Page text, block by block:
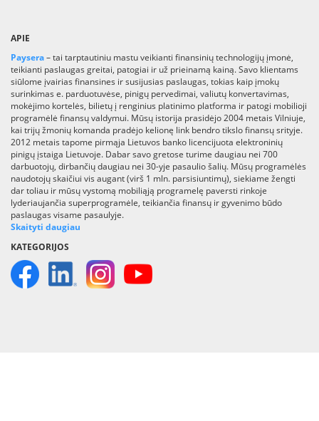
APIE
Paysera– tai tarptautiniu mastu veikianti finansinių technologijų įmonė,
teikianti paslaugas greitai, patogiai ir už prieinamą kainą. Savo klientams
siūlome įvairias finansines ir susijusias paslaugas, tokias kaip įmokų
surinkimas e. parduotuvėse, pinigų pervedimai, valiutų konvertavimas,
mokėjimo kortelės, bilietų į renginius platinimo platforma ir patogi mobilioji
programėlė finansų valdymui. Mūsų istorija prasidėjo 2004 metais Vilniuje,
kai trijų žmonių komanda pradėjo kelionę link bendro tikslo finansų srityje.
2012 metais tapome pirmąja Lietuvos banko licencijuota elektroninių
pinigų įstaiga Lietuvoje. Dabar savo gretose turime daugiau nei 700
darbuotojų, dirbančių daugiau nei 30-yje pasaulio šalių. Mūsų programėlės
naudotojų skaičiui vis augant (virš 1 mln. parsisiuntimų), siekiame žengti
dar toliau ir mūsų vystomą mobiliąją programelę paversti rinkoje
lyderiaujančia superprogramėle, teikiančia finansų ir gyvenimo būdo
paslaugas visame pasaulyje.
Skaityti daugiau
KATEGORIJOS